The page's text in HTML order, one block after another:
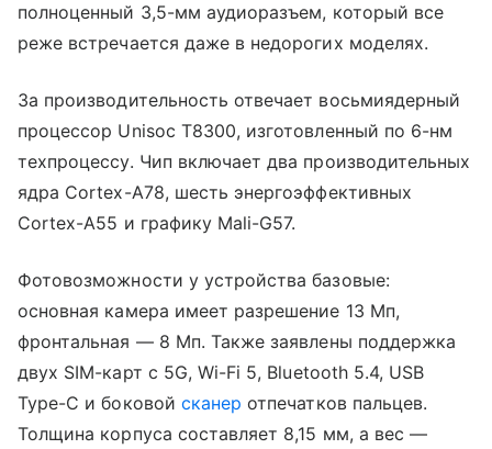
полноценный 3,5-мм аудиоразъем, который все
реже встречается даже в недорогих моделях.
За производительность отвечает восьмиядерный
процессор Unisoc T8300, изготовленный по 6-нм
техпроцессу. Чип включает два производительных
ядра Cortex-A78, шесть энергоэффективных
Cortex-A55 и графику Mali-G57.
Фотовозможности у устройства базовые:
основная камера имеет разрешение 13 Мп,
фронтальная — 8 Мп. Также заявлены поддержка
двух SIM-карт с 5G, Wi-Fi 5, Bluetooth 5.4, USB
Type-C и боковой сканер отпечатков пальцев.
Толщина корпуса составляет 8,15 мм, а вес —